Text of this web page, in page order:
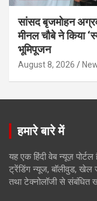
सांसद बृजमोहन
मीनल चौबे ने किया
भूमिपूजन
August 8, 2026
हमारे बारे में
यह एक हिंदी वेब न्यूज़
ट्रेंडिंग न्यूज, बॉलीवुड, खेल
तथा टेक्नोलॉजी से संबंधित